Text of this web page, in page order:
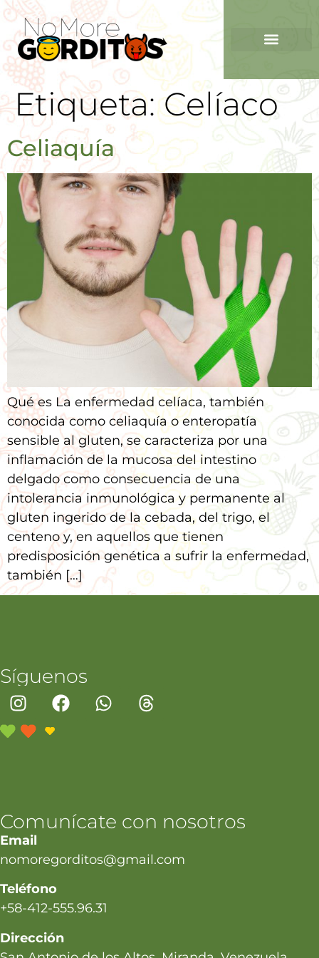
Etiqueta:Celíaco
Celiaquía
Qué es La enfermedad celíaca, también
conocida como celiaquía o enteropatía
sensible al gluten, se caracteriza por una
inflamación de la mucosa del intestino
delgado como consecuencia de una
intolerancia inmunológica y permanente al
gluten ingerido de la cebada, del trigo, el
centeno y, en aquellos que tienen
predisposición genética a sufrir la enfermedad,
también […]
Síguenos
Comunícate con nosotros
Email
nomoregorditos@gmail.com
Teléfono
+58-412-555.96.31
Dirección